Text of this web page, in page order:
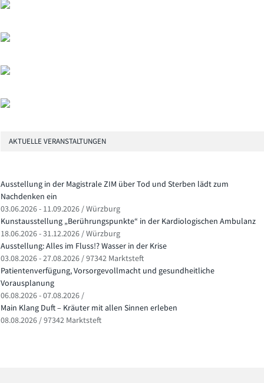
AKTUELLE VERANSTALTUNGEN
Ausstellung in der Magistrale ZIM über Tod und Sterben lädt zum
Nachdenken ein
03.06.2026 - 11.09.2026 / Würzburg
Kunstausstellung „Berührungspunkte“ in der Kardiologischen Ambulanz
18.06.2026 - 31.12.2026 / Würzburg
Ausstellung: Alles im Fluss!? Wasser in der Krise
03.08.2026 - 27.08.2026 / 97342 Marktsteft
Patientenverfügung, Vorsorgevollmacht und gesundheitliche
Vorausplanung
06.08.2026 - 07.08.2026 /
Main Klang Duft – Kräuter mit allen Sinnen erleben
08.08.2026 / 97342 Marktsteft